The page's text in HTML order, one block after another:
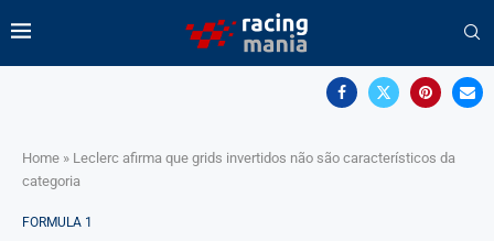
Home » Leclerc afirma que grids invertidos não são característicos da
categoria
FORMULA 1